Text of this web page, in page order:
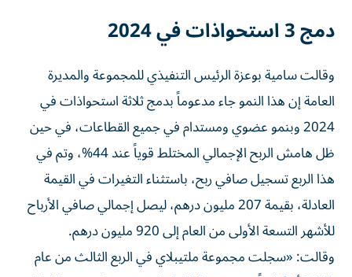
دمج 3 استحواذات في 2024
وقالت سامية بوعزة الرئيس التنفيذي للمجموعة والمديرة
العامة إن هذا النمو جاء مدعوماً بدمج ثلاثة استحواذات في
2024 وبنمو عضوي ومستدام في جميع القطاعات، في حين
ظل هامش الربح الإجمالي المختلط قوياً عند 44%، وتم في
هذا الربع تسجيل صافي ربح، باستثناء التغيرات في القيمة
العادلة، بقيمة 207 مليون درهم، ليصل إجمالي صافي الأرباح
للأشهر التسعة الأولى من العام إلى 920 مليون درهم.
وقالت: «سجلت مجموعة ملتيبلاي في الربع الثالث من عام